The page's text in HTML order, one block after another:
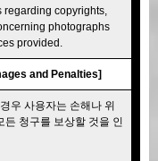
copyrights,
photographs
provided.
and Penalties]
우 사용자는 손해나 위
든 청구를 보상할 것을 인